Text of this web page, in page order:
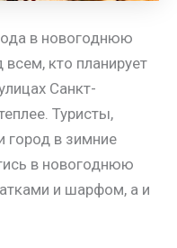
в новогоднюю
кто планирует
Санкт-
Туристы,
город в зимние
в новогоднюю
и шарфом, а и